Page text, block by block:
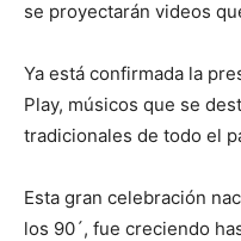
se proyectarán videos
Ya está confirmada la
Play, músicos que se
tradicionales de todo el
Esta gran celebración
los 90´, fue creciendo